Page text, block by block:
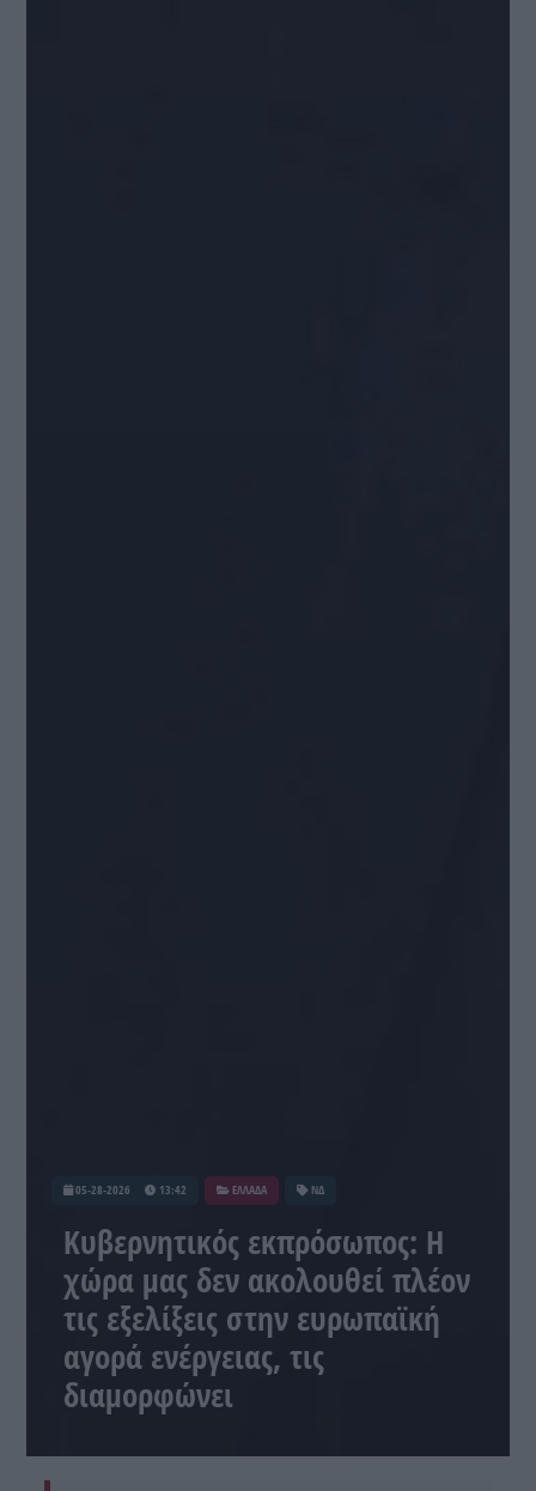
05-28-2026 13:42 ΕΛΛΑΔΑ ΝΔ
Κυβερνητικός εκπρόσωπος: Η
χώρα μας δεν ακολουθεί πλέον
τις εξελίξεις στην ευρωπαϊκή
αγορά ενέργειας, τις
διαμορφώνει